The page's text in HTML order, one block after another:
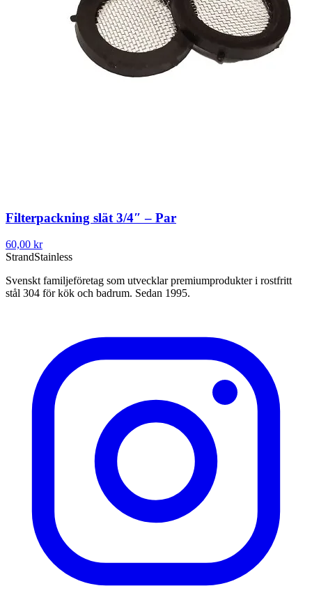
Filterpackning slät 3/4″ – Par
60,00 kr
StrandStainless
Svenskt familjeföretag som utvecklar premiumprodukter i rostfritt
stål 304 för kök och badrum. Sedan 1995.